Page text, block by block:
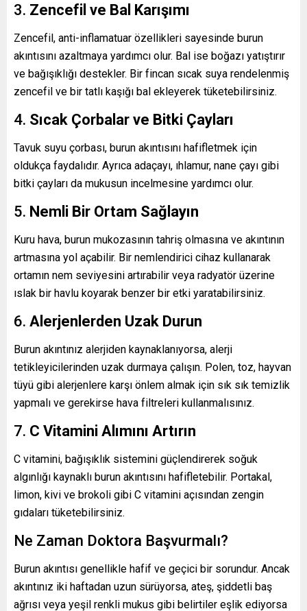
3. Zencefil ve Bal Karışımı
Zencefil, anti-inflamatuar özellikleri sayesinde burun
akıntısını azaltmaya yardımcı olur. Bal ise boğazı yatıştırır
ve bağışıklığı destekler. Bir fincan sıcak suya rendelenmiş
zencefil ve bir tatlı kaşığı bal ekleyerek tüketebilirsiniz.
4. Sıcak Çorbalar ve Bitki Çayları
Tavuk suyu çorbası, burun akıntısını hafifletmek için
oldukça faydalıdır. Ayrıca adaçayı, ıhlamur, nane çayı gibi
bitki çayları da mukusun incelmesine yardımcı olur.
5. Nemli Bir Ortam Sağlayın
Kuru hava, burun mukozasının tahriş olmasına ve akıntının
artmasına yol açabilir. Bir nemlendirici cihaz kullanarak
ortamın nem seviyesini artırabilir veya radyatör üzerine
ıslak bir havlu koyarak benzer bir etki yaratabilirsiniz.
6. Alerjenlerden Uzak Durun
Burun akıntınız alerjiden kaynaklanıyorsa, alerji
tetikleyicilerinden uzak durmaya çalışın. Polen, toz, hayvan
tüyü gibi alerjenlere karşı önlem almak için sık sık temizlik
yapmalı ve gerekirse hava filtreleri kullanmalısınız.
7. C Vitamini Alımını Artırın
C vitamini, bağışıklık sistemini güçlendirerek soğuk
algınlığı kaynaklı burun akıntısını hafifletebilir. Portakal,
limon, kivi ve brokoli gibi C vitamini açısından zengin
gıdaları tüketebilirsiniz.
Ne Zaman Doktora Başvurmalı?
Burun akıntısı genellikle hafif ve geçici bir sorundur. Ancak
akıntınız iki haftadan uzun sürüyorsa, ateş, şiddetli baş
ağrısı veya yeşil renkli mukus gibi belirtiler eşlik ediyorsa